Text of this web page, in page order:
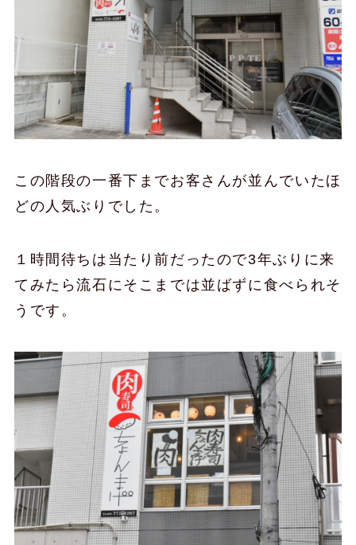
この階段の一番下までお客さんが並んでいたほ
どの人気ぶりでした。
１時間待ちは当たり前だったので3年ぶりに来
てみたら流石にそこまでは並ばずに食べられそ
うです。